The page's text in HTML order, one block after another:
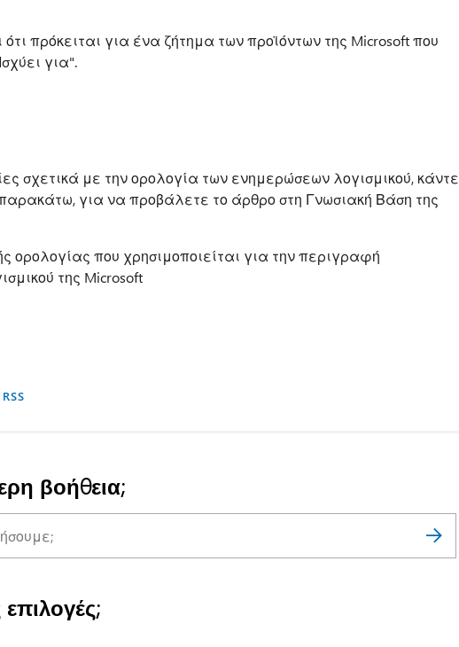
πρόκειται για ένα ζήτημα των προϊόντων της Microsoft που
για".
σχετικά με την ορολογία των ενημερώσεων λογισμικού, κάντε
για να προβάλετε το άρθρο στη Γνωσιακή Βάση της
ορολογίας που χρησιμοποιείται για την περιγραφή
της Microsoft
βοήθεια;